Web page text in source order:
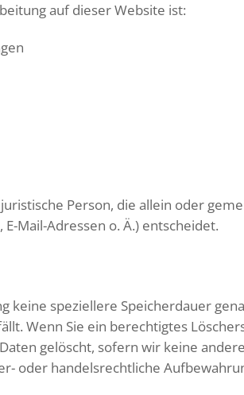
auf dieser Website ist:
Person, die allein oder
Mail-Adressen o. Ä.) entscheidet.
keine speziellere Speicherdauer
Wenn Sie ein berechtigtes
gelöscht, sofern wir keine
oder handelsrechtliche